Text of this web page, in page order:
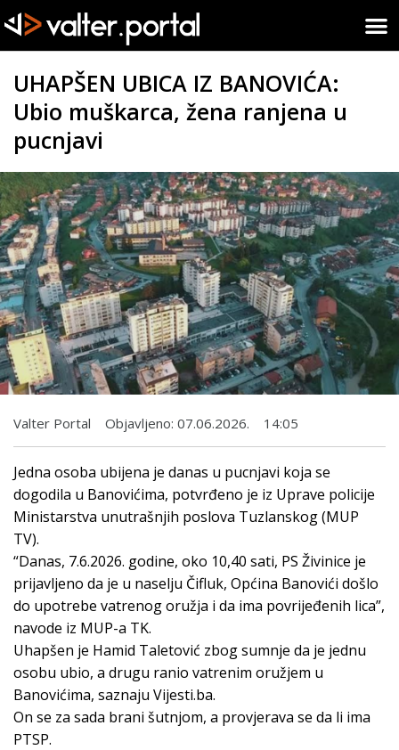
UHAPŠEN UBICA IZ BANOVIĆA:
Ubio muškarca, žena ranjena u
pucnjavi
Valter Portal Objavljeno: 07.06.2026. 14:05
Jedna osoba ubijena je danas u pucnjavi koja se
dogodila u Banovićima, potvrđeno je iz Uprave policije
Ministarstva unutrašnjih poslova Tuzlanskog (MUP
TV).
“Danas, 7.6.2026. godine, oko 10,40 sati, PS Živinice je
prijavljeno da je u naselju Čifluk, Općina Banovići došlo
do upotrebe vatrenog oružja i da ima povrijeđenih lica”,
navode iz MUP-a TK.
Uhapšen je Hamid Taletović zbog sumnje da je jednu
osobu ubio, a drugu ranio vatrenim oružjem u
Banovićima, saznaju Vijesti.ba.
On se za sada brani šutnjom, a provjerava se da li ima
PTSP.